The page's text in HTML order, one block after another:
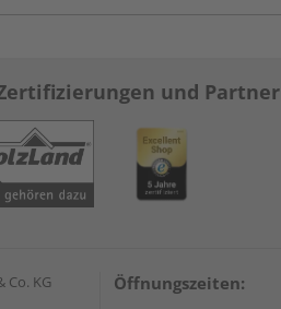
und Partner
Co. KG
Öffnungszeiten: